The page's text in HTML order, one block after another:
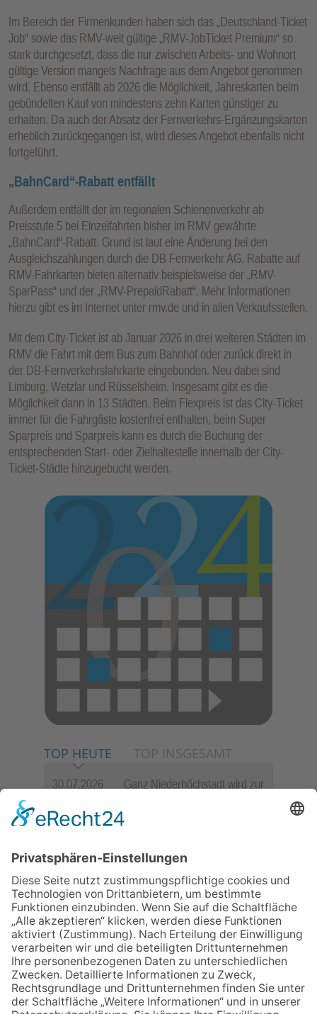
Im Bereich der Firmenkunden haben sich das „Deutschland-Ticket
Job“ sowie das RMV-weit gültige „RMV-JobTicket Premium“ so
stark durchgesetzt, dass die nur zwischen Arbeits- und Wohnort
gültige Version mangels Nachfrage aus dem Angebot genommen
wird. Ebenso entfällt ab 2026 die Möglichkeit, Jahreskarten beim
gebündelten Kauf von mindestens zehn Karten günstiger zu
erhalten. Da auch der Absatz der Fernverkehrs-Ergänzungskarten
erheblich zurückgegangen ist, wird dieses Angebot ebenfalls nicht
fortgeführt.
„BahnCard“-Rabatt entfällt
Außerdem entfällt der im regionalen Schienenverkehr ab
Preisstufe 5 bei Einzelfahrten bisher im RMV gewährte
„BahnCard“-Rabatt. Grund ist laut eine Änderung bei den
Ausgleichszahlungen durch die DB Fernverkehr AG. Rabatte auf
RMV-Fahrkarten bieten alternativ beispielsweise der „RMV-
SparPass“ und der „RMV-PrepaidRabatt“. Mehr Informationen
hierzu gibt es im Internet unter rmv.de und in allen Verkaufsstellen.
Mit dem City-Ticket ist ab Januar 2026 in drei weiteren Städten im
RMV die Fahrt mit dem Bus zum Bahnhof oder zurück direkt in
der DB-Fernverkehrsfahrkarte eingebunden. Neu dabei sind
Limburg, Wetzlar und Rüsselsheim. Insgesamt gibt es die
Möglichkeit dann in 13 Städten. Beim Flexpreis ist das City-Ticket
immer für die Fahrgäste kostenfrei enthalten, beim Super
Sparpreis und Sparpreis kann es durch die Buchung der
entsprechenden Start- oder Zielhaltestelle innerhalb der City-
Ticket-Städte hinzugebucht werden.
TOP HEUTE TOP INSGESAMT
30.07.2026
Ganz Niederhöchstadt wird zur
06.08.2026
Jugendchor Hochtaunus
Programm „Changes“
mit Werken von Walter
Wachsmuth
23.07.2026
Zwischen Fachwerk, Wein und
Sommerabend: Der Rettershof
lädt wieder zum Weinfest ein
09.07.2026
Wasserampel steht auf Gelb:
Stadt ruft zum Wassersparen
auf